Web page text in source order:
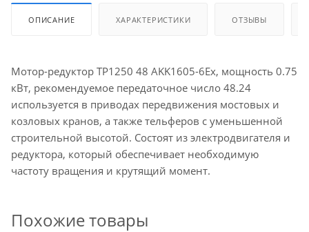
ОПИСАНИЕ ХАРАКТЕРИСТИКИ ОТЗЫВЫ
Мотор-редуктор TP1250 48 AKK1605-6Ex, мощность 0.75
кВт, рекомендуемое передаточное число 48.24
используется в приводах передвижения мостовых и
козловых кранов, а также тельферов с уменьшенной
строительной высотой. Состоят из электродвигателя и
редуктора, который обеспечивает необходимую
частоту вращения и крутящий момент.
Похожие товары